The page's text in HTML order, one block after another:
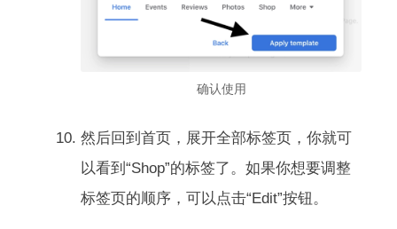
确认使用
然后回到首页，展开全部标签页，你就可
以看到“Shop”的标签了。如果你想要调整
标签页的顺序，可以点击“Edit”按钮。